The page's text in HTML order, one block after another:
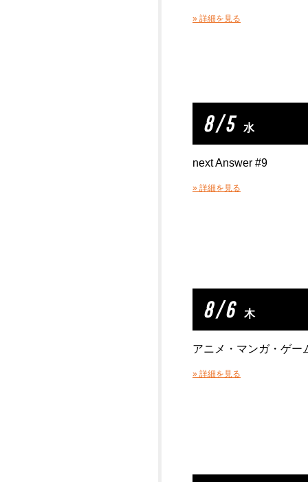
» 詳細を見る
8 / 5 水
next Answer #9
» 詳細を見る
8 / 6 木
アニメ・マンガ・ゲー
» 詳細を見る